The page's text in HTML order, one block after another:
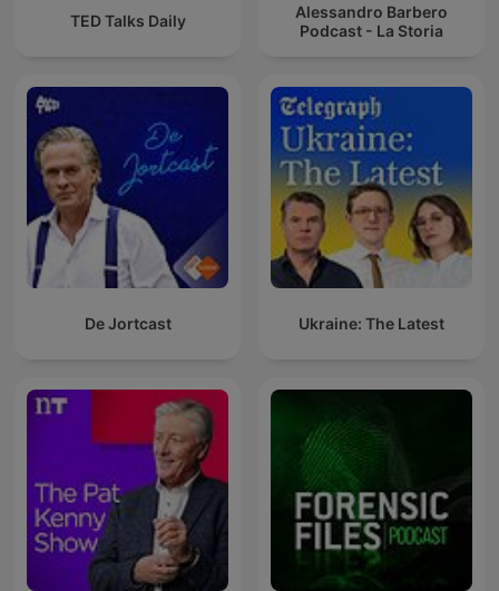
TED Talks Daily
Alessandro Barbero
Podcast - La Storia
De Jortcast Ukraine: The Latest